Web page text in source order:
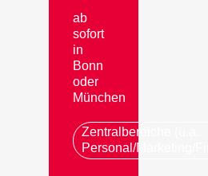
ab
sofort
in
Bonn
oder
München
Zentralbereiche (u.a.
Personal/Marketing/